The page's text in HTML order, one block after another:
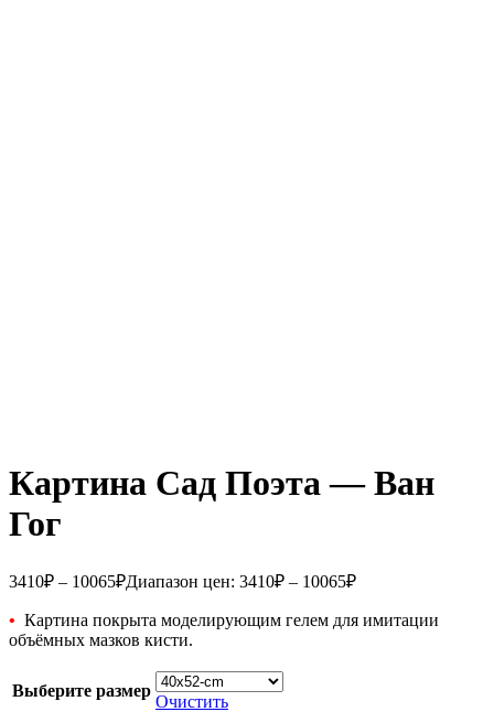
Картина Сад Поэта — Ван
Гог
3410₽ – 10065₽Диапазон цен: 3410₽ – 10065₽
• Картина покрыта моделирующим гелем для имитации
объёмных мазков кисти.
Выберите размер
Очистить